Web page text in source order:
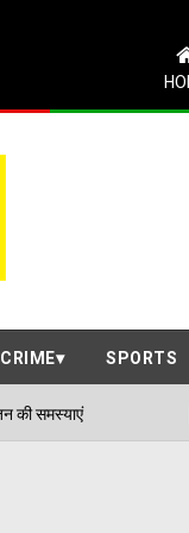
CRIME SPORTS
06/08/2026 हवाई